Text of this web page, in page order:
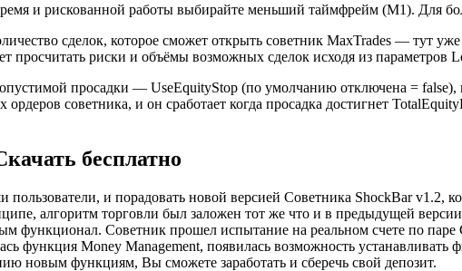
и рискованной работы выбирайте меньший таймфрейм (М1). Для
сделок, которое сможет открыть советник MaxTrades — тут
просчитать риски и объёмы возможных сделок исходя из параметров
просадки — UseEquityStop (по умолчанию отключена =
ордеров советника, и он сработает когда просадка достигнет
бесплатно
и порадовать новой версией Советника ShockBar v1.2,
алгоритм торговли был заложен тот же что и в предыдущей
функционал. Советник прошел испытание на реальном счете по
функция Money Management, появилась возможность
новым функциям, Вы сможете заработать и сберечь свой депозит.